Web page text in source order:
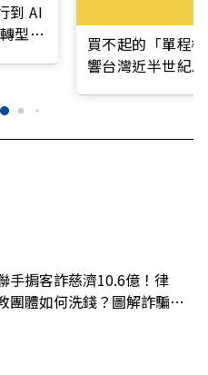
到 AI
型最
買不起的「單程
響台灣近半世紀
手掮客詐慈濟10.6億！律
團體如何洗錢？圖解詐騙關